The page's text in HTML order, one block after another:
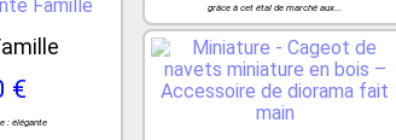
€
: élégante
grâce à cet étal de marché aux...